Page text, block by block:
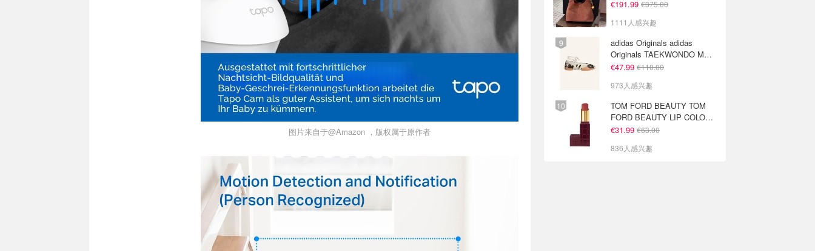
图片来自于@Amazon ，版权属于原作者
€191.99 €375.00
1111人感兴趣
adidas Originals adidas
Originals TAEKWONDO MEI
芭蕾鞋 棕色米色
€47.99 €110.00
973人感兴趣
TOM FORD BEAUTY TOM
FORD BEAUTY LIP COLOR
SATIN MATTE 裸玫瑰口红
€31.99 €63.00
836人感兴趣